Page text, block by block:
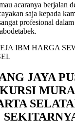
acaranya berjalan
saja kepada
profesional
JAYA